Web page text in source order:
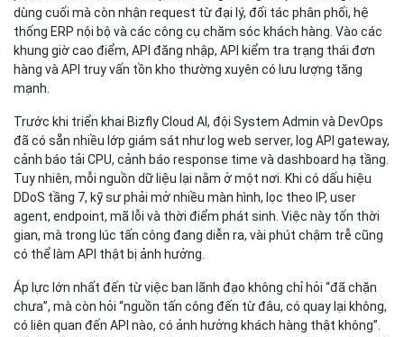
dùng cuối mà còn nhận request từ đại lý, đối tác phân phối, hệ
thống ERP nội bộ và các công cụ chăm sóc khách hàng. Vào các
khung giờ cao điểm, API đăng nhập, API kiểm tra trạng thái đơn
hàng và API truy vấn tồn kho thường xuyên có lưu lượng tăng
mạnh.
Trước khi triển khai Bizfly Cloud AI, đội System Admin và DevOps
đã có sẵn nhiều lớp giám sát như log web server, log API gateway,
cảnh báo tải CPU, cảnh báo response time và dashboard hạ tầng.
Tuy nhiên, mỗi nguồn dữ liệu lại nằm ở một nơi. Khi có dấu hiệu
DDoS tầng 7, kỹ sư phải mở nhiều màn hình, lọc theo IP, user
agent, endpoint, mã lỗi và thời điểm phát sinh. Việc này tốn thời
gian, mà trong lúc tấn công đang diễn ra, vài phút chậm trễ cũng
có thể làm API thật bị ảnh hưởng.
Áp lực lớn nhất đến từ việc ban lãnh đạo không chỉ hỏi “đã chặn
chưa”, mà còn hỏi “nguồn tấn công đến từ đâu, có quay lại không,
có liên quan đến API nào, có ảnh hưởng khách hàng thật không”.